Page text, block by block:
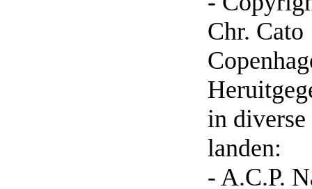
Chr. Cato
in diverse
landen:
- A.C.P.